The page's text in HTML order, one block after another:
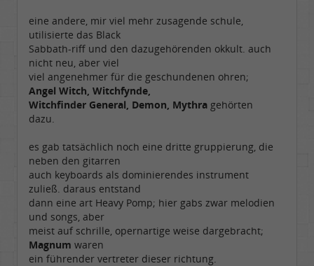
eine andere, mir viel mehr zusagende schule,
utilisierte das Black
Sabbath-riff und den dazugehörenden okkult. auch
nicht neu, aber viel
viel angenehmer für die geschundenen ohren;
Angel Witch, Witchfynde,
Witchfinder General, Demon, Mythra gehörten
dazu.
es gab tatsächlich noch eine dritte gruppierung, die
neben den gitarren
auch keyboards als dominierendes instrument
zuließ. daraus entstand
dann eine art Heavy Pomp; hier gabs zwar melodien
und songs, aber
meist auf schrille, opernartige weise dargebracht;
Magnum waren
ein führender vertreter dieser richtung.